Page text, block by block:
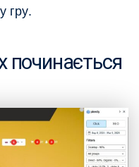
гру.
починається